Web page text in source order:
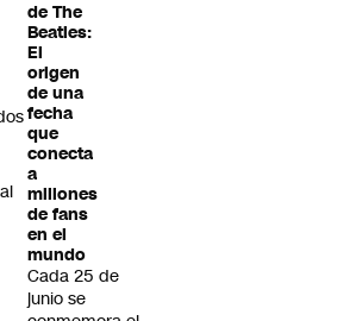
de The
Beatles:
El
origen
de una
fecha
que
conecta
a
millones
de fans
en el
mundo
Cada 25 de
junio se